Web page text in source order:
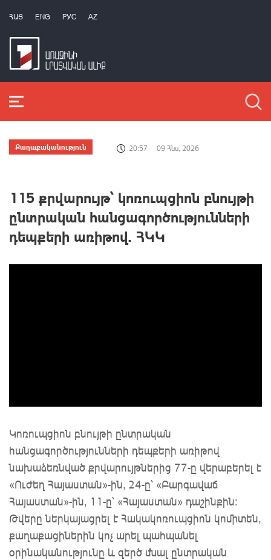
ՀԱՅ ENG РУС AZ
Քաղաքականություն 20:57 09 Հնս, 2026
115 քրվարույթ՝ կոռուպցիոն բնույթի
ընտրական հանցագործությունների
դեպքերի առիթով. ՀԿԿ
Կոռուպցիոն բնույթի ընտրական
հանցագործությունների դեպքերի առիթով
նախաձեռնված քրվարույթներից 77-ը վերաբերել է
«Ուժեղ Հայաստան»-ին, 24-ը՝ «Բարգավաճ
Հայաստան»-ին, 11-ը՝ «Հայաստան» դաշինքին:
Թվերը ներկայացրել է Հակակոռուպցիոն կոմիտեն,
քաղաքացիներին կոչ արել պահպանել
օրինականությունը և զերծ մնալ ընտրական